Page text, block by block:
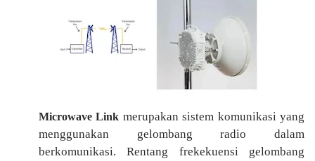
Microwave Link merupakan sistem komunikasi yang
menggunakan gelombang radio dalam
berkomunikasi. Rentang frekekuensi gelombang